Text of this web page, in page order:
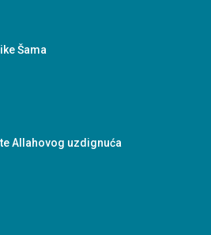
Šama
Allahovog uzdignuća